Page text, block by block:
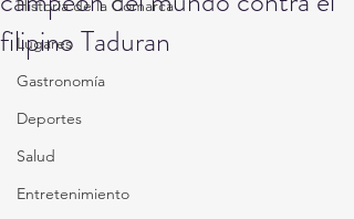
Historia de la Comarca
Lugares
Gastronomía
Deportes
Salud
Entretenimiento
filipino Taduran